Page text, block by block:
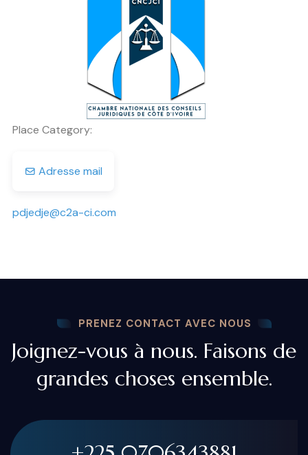
Place Category:
Adresse mail
pdjedje@c2a-ci.com
PRENEZ CONTACT AVEC NOUS
Joignez-vous à nous. Faisons de
grandes choses ensemble.